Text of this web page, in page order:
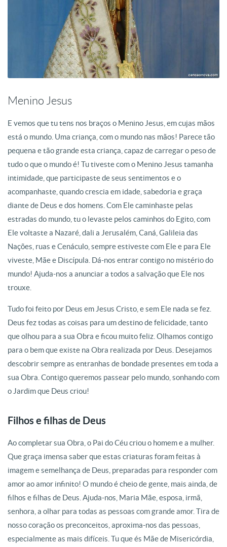
Menino Jesus
E vemos que tu tens nos braços o Menino Jesus, em cujas mãos
está o mundo. Uma criança, com o mundo nas mãos! Parece tão
pequena e tão grande esta criança, capaz de carregar o peso de
tudo o que o mundo é! Tu tiveste com o Menino Jesus tamanha
intimidade, que participaste de seus sentimentos e o
acompanhaste, quando crescia em idade, sabedoria e graça
diante de Deus e dos homens. Com Ele caminhaste pelas
estradas do mundo, tu o levaste pelos caminhos do Egito, com
Ele voltaste a Nazaré, dali a Jerusalém, Caná, Galileia das
Nações, ruas e Cenáculo, sempre estiveste com Ele e para Ele
viveste, Mãe e Discípula. Dá-nos entrar contigo no mistério do
mundo! Ajuda-nos a anunciar a todos a salvação que Ele nos
trouxe.
Tudo foi feito por Deus em Jesus Cristo, e sem Ele nada se fez.
Deus fez todas as coisas para um destino de felicidade, tanto
que olhou para a sua Obra e ficou muito feliz. Olhamos contigo
para o bem que existe na Obra realizada por Deus. Desejamos
descobrir sempre as entranhas de bondade presentes em toda a
sua Obra. Contigo queremos passear pelo mundo, sonhando com
o Jardim que Deus criou!
Filhos e filhas de Deus
Ao completar sua Obra, o Pai do Céu criou o homem e a mulher.
Que graça imensa saber que estas criaturas foram feitas à
imagem e semelhança de Deus, preparadas para responder com
amor ao amor infinito! O mundo é cheio de gente, mais ainda, de
filhos e filhas de Deus. Ajuda-nos, Maria Mãe, esposa, irmã,
senhora, a olhar para todas as pessoas com grande amor. Tira de
nosso coração os preconceitos, aproxima-nos das pessoas,
especialmente as mais difíceis. Tu que és Mãe de Misericórdia,